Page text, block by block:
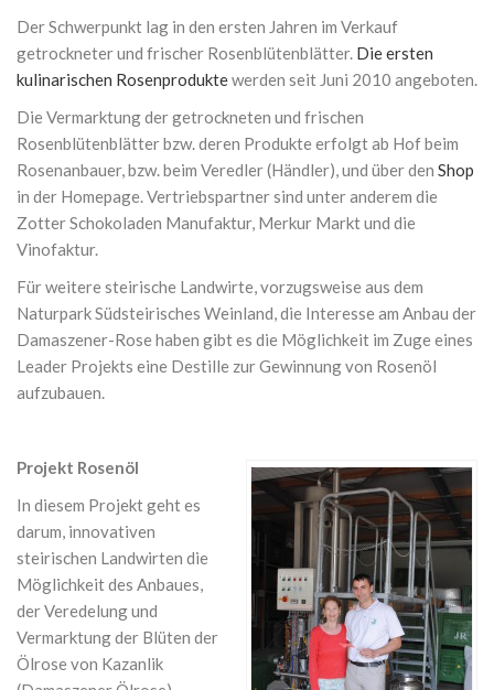
Der Schwerpunkt lag in den ersten Jahren im Verkauf
getrockneter und frischer Rosenblütenblätter. Die ersten
kulinarischen Rosenproduktewerden seit Juni 2010 angeboten.
Die Vermarktung der getrockneten und frischen
Rosenblütenblätter bzw. deren Produkte erfolgt ab Hof beim
Rosenanbauer, bzw. beim Veredler (Händler), und über den Shop
in der Homepage. Vertriebspartner sind unter anderem die
Zotter Schokoladen Manufaktur, Merkur Markt und die
Vinofaktur.
Für weitere steirische Landwirte, vorzugsweise aus dem
Naturpark Südsteirisches Weinland, die Interesse am Anbau der
Damaszener-Rose haben gibt es die Möglichkeit im Zuge eines
Leader Projekts eine Destille zur Gewinnung von Rosenöl
aufzubauen.
Projekt Rosenöl
In diesem Projekt geht es
darum, innovativen
steirischen Landwirten die
Möglichkeit des Anbaues,
der Veredelung und
Vermarktung der Blüten der
Ölrose von Kazanlik